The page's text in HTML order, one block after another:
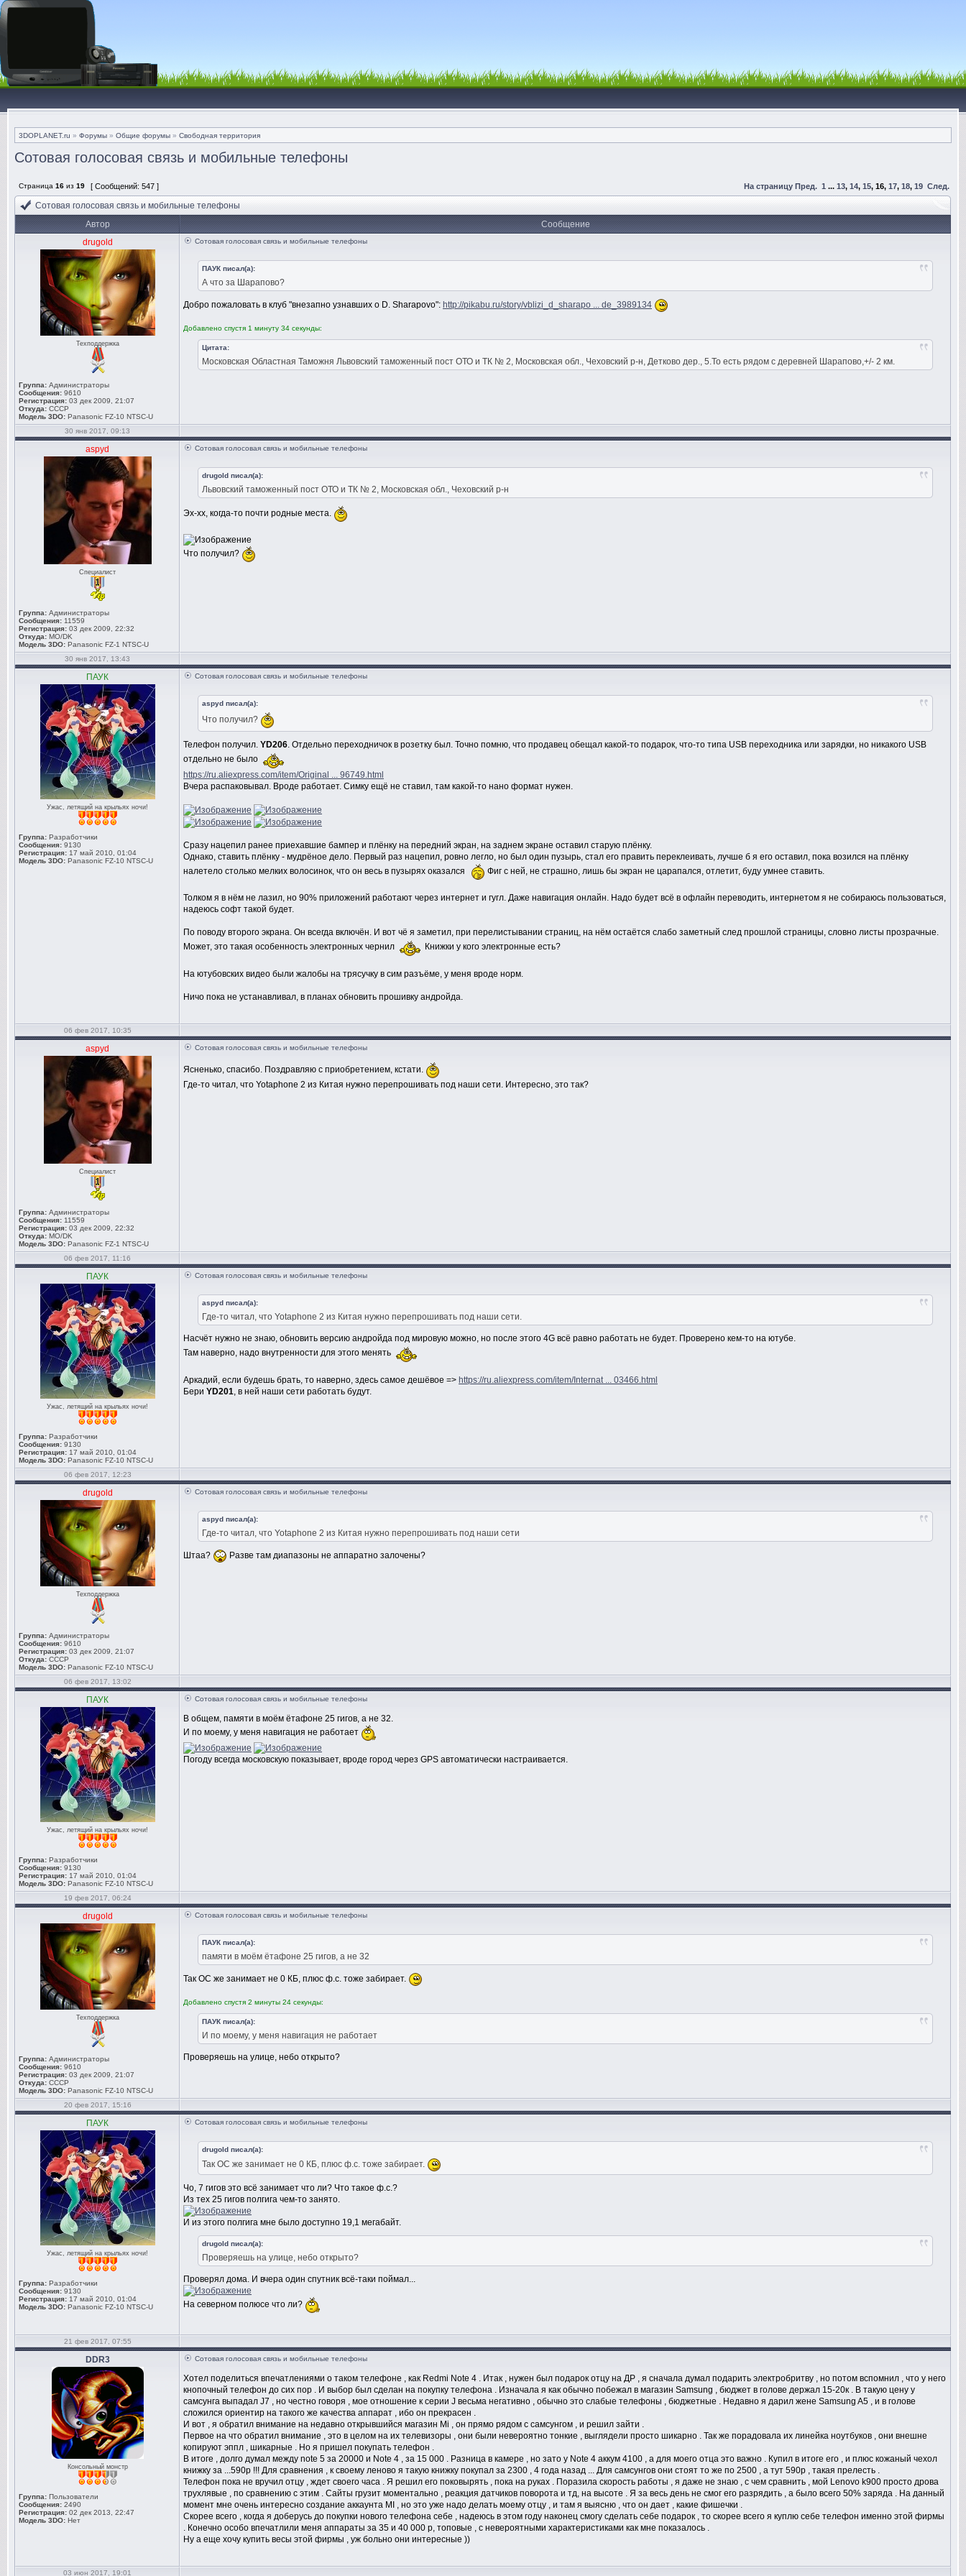
3DOPLANET.ru » Форумы » Общие форумы » Свободная территория
Сотовая голосовая связь и мобильные телефоны
Страница 16 из 19 [ Сообщений: 547 ] На страницу Пред. 1 ... 13, 14, 15, 16, 17, 18, 19 След.
Сотовая голосовая связь и мобильные телефоны
Автор
Сообщение
drugold
Техподдержка
Группа: Администраторы
Сообщения: 9610
Регистрация: 03 дек 2009, 21:07
Откуда: СССР
Модель 3DO: Panasonic FZ-10 NTSC-U
Сотовая голосовая связь и мобильные телефоны
ПАУК писал(а):
А что за Шарапово?
Добро пожаловать в клуб "внезапно узнавших о D. Sharapovo": http://pikabu.ru/story/vblizi_d_sharapo ... de_3989134
Добавлено спустя 1 минуту 34 секунды:
Цитата:
Московская Областная Таможня Львовский таможенный пост ОТО и ТК № 2, Московская обл., Чеховский р-н, Детково дер., 5.То есть рядом с деревней Шарапово,+/- 2 км.
30 янв 2017, 09:13
aspyd
Специалист
Группа: Администраторы
Сообщения: 11559
Регистрация: 03 дек 2009, 22:32
Откуда: MO/DK
Модель 3DO: Panasonic FZ-1 NTSC-U
Сотовая голосовая связь и мобильные телефоны
drugold писал(а):
Львовский таможенный пост ОТО и ТК № 2, Московская обл., Чеховский р-н
Эх-хх, когда-то почти родные места.
Что получил?
30 янв 2017, 13:43
ПАУК
Ужас, летящий на крыльях ночи!
Группа: Разработчики
Сообщения: 9130
Регистрация: 17 май 2010, 01:04
Модель 3DO: Panasonic FZ-10 NTSC-U
Сотовая голосовая связь и мобильные телефоны
aspyd писал(а):
Что получил?
Телефон получил. YD206. Отдельно переходничок в розетку был. Точно помню, что продавец обещал какой-то подарок, что-то типа USB переходника или зарядки, но никакого USB
отдельно не было
https://ru.aliexpress.com/item/Original ... 96749.html
Вчера распаковывал. Вроде работает. Симку ещё не ставил, там какой-то нано формат нужен.
Сразу нацепил ранее приехавшие бампер и плёнку на передний экран, на заднем экране оставил старую плёнку.
Однако, ставить плёнку - мудрёное дело. Первый раз нацепил, ровно легло, но был один пузырь, стал его править переклеивать, лучше б я его оставил, пока возился на плёнку
налетело столько мелких волосинок, что он весь в пузырях оказался
Фиг с ней, не страшно, лишь бы экран не царапался, отлетит, буду умнее ставить.
Толком я в нём не лазил, но 90% приложений работают через интернет и гугл. Даже навигация онлайн. Надо будет всё в офлайн переводить, интернетом я не собираюсь пользоваться,
надеюсь софт такой будет.
По поводу второго экрана. Он всегда включён. И вот чё я заметил, при перелистывании страниц, на нём остаётся слабо заметный след прошлой страницы, словно листы прозрачные.
Может, это такая особенность электронных чернил
Книжки у кого электронные есть?
На ютубовских видео были жалобы на трясучку в сим разъёме, у меня вроде норм.
Ничо пока не устанавливал, в планах обновить прошивку андройда.
06 фев 2017, 10:35
aspyd
Специалист
Группа: Администраторы
Сообщения: 11559
Регистрация: 03 дек 2009, 22:32
Откуда: MO/DK
Модель 3DO: Panasonic FZ-1 NTSC-U
Сотовая голосовая связь и мобильные телефоны
Ясненько, спасибо. Поздравляю с приобретением, кстати.
Где-то читал, что Yotaphone 2 из Китая нужно перепрошивать под наши сети. Интересно, это так?
06 фев 2017, 11:16
ПАУК
Ужас, летящий на крыльях ночи!
Группа: Разработчики
Сообщения: 9130
Регистрация: 17 май 2010, 01:04
Модель 3DO: Panasonic FZ-10 NTSC-U
Сотовая голосовая связь и мобильные телефоны
aspyd писал(а):
Где-то читал, что Yotaphone 2 из Китая нужно перепрошивать под наши сети.
Насчёт нужно не знаю, обновить версию андройда под мировую можно, но после этого 4G всё равно работать не будет. Проверено кем-то на ютубе.
Там наверно, надо внутренности для этого менять
Аркадий, если будешь брать, то наверно, здесь самое дешёвое => https://ru.aliexpress.com/item/Internat ... 03466.html
Бери YD201, в ней наши сети работать будут.
06 фев 2017, 12:23
drugold
Техподдержка
Группа: Администраторы
Сообщения: 9610
Регистрация: 03 дек 2009, 21:07
Откуда: СССР
Модель 3DO: Panasonic FZ-10 NTSC-U
Сотовая голосовая связь и мобильные телефоны
aspyd писал(а):
Где-то читал, что Yotaphone 2 из Китая нужно перепрошивать под наши сети
Штаа? Разве там диапазоны не аппаратно залочены?
06 фев 2017, 13:02
ПАУК
Ужас, летящий на крыльях ночи!
Группа: Разработчики
Сообщения: 9130
Регистрация: 17 май 2010, 01:04
Модель 3DO: Panasonic FZ-10 NTSC-U
Сотовая голосовая связь и мобильные телефоны
В общем, памяти в моём ётафоне 25 гигов, а не 32.
И по моему, у меня навигация не работает
Погоду всегда московскую показывает, вроде город через GPS автоматически настраивается.
19 фев 2017, 06:24
drugold
Техподдержка
Группа: Администраторы
Сообщения: 9610
Регистрация: 03 дек 2009, 21:07
Откуда: СССР
Модель 3DO: Panasonic FZ-10 NTSC-U
Сотовая голосовая связь и мобильные телефоны
ПАУК писал(а):
памяти в моём ётафоне 25 гигов, а не 32
Так ОС же занимает не 0 КБ, плюс ф.с. тоже забирает.
Добавлено спустя 2 минуты 24 секунды:
ПАУК писал(а):
И по моему, у меня навигация не работает
Проверяешь на улице, небо открыто?
20 фев 2017, 15:16
ПАУК
Ужас, летящий на крыльях ночи!
Группа: Разработчики
Сообщения: 9130
Регистрация: 17 май 2010, 01:04
Модель 3DO: Panasonic FZ-10 NTSC-U
Сотовая голосовая связь и мобильные телефоны
drugold писал(а):
Так ОС же занимает не 0 КБ, плюс ф.с. тоже забирает.
Чо, 7 гигов это всё занимает что ли? Что такое ф.с.?
Из тех 25 гигов полгига чем-то занято.
И из этого полгига мне было доступно 19,1 мегабайт.
drugold писал(а):
Проверяешь на улице, небо открыто?
Проверял дома. И вчера один спутник всё-таки поймал...
На северном полюсе что ли?
21 фев 2017, 07:55
DDR3
Консольный монстр
Группа: Пользователи
Сообщения: 2490
Регистрация: 02 дек 2013, 22:47
Модель 3DO: Нет
Сотовая голосовая связь и мобильные телефоны
Хотел поделиться впечатлениями о таком телефоне , как Redmi Note 4 . Итак , нужен был подарок отцу на ДР , я сначала думал подарить электробритву , но потом вспомнил , что у него
кнопочный телефон до сих пор . И выбор был сделан на покупку телефона . Изначала я как обычно побежал в магазин Samsung , бюджет в голове держал 15-20к . В такую цену у
самсунга выпадал J7 , но честно говоря , мое отношение к серии J весьма негативно , обычно это слабые телефоны , бюджетные . Недавно я дарил жене Samsung A5 , и в голове
сложился ориентир на такого же качества аппарат , ибо он прекрасен .
И вот , я обратил внимание на недавно открывшийся магазин Mi , он прямо рядом с самсунгом , и решил зайти .
Первое на что обратил внимание , это в целом на их телевизоры , они были невероятно тонкие , выглядели просто шикарно . Так же порадовала их линейка ноутбуков , они внешне
копируют эппл , шикарные . Но я пришел покупать телефон .
В итоге , долго думал между note 5 за 20000 и Note 4 , за 15 000 . Разница в камере , но зато у Note 4 аккум 4100 , а для моего отца это важно . Купил в итоге его , и плюс кожаный чехол
книжку за ...590р !!! Для сравнения , к своему леново я такую книжку покупал за 2300 , 4 года назад ... Для самсунгов они стоят то же по 2500 , а тут 590р , такая прелесть .
Телефон пока не вручил отцу , ждет своего часа . Я решил его поковырять , пока на руках . Поразила скорость работы , я даже не знаю , с чем сравнить , мой Lenovo k900 просто дрова
трухлявые , по сравнению с этим . Сайты грузит моментально , реакция датчиков поворота и тд, на высоте . Я за весь день не смог его разрядить , а было всего 50% заряда . На данный
момент мне очень интересно создание аккаунта MI , но это уже надо делать моему отцу , и там я выясню , что он дает , какие фишечки .
Скорее всего , когда я доберусь до покупки нового телефона себе , надеюсь в этом году наконец смогу сделать себе подарок , то скорее всего я куплю себе телефон именно этой фирмы
. Конечно особо впечатлили меня аппараты за 35 и 40 000 р, топовые , с невероятными характеристиками как мне показалось .
Ну а еще хочу купить весы этой фирмы , уж больно они интересные ))
03 июн 2017, 19:01